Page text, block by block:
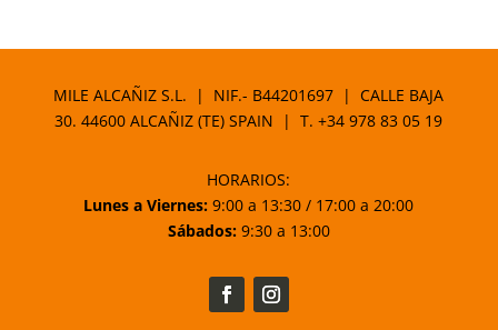
MILE ALCAÑIZ S.L. | NIF.- B44201697 | CALLE BAJA
30. 44600 ALCAÑIZ (TE) SPAIN | T.+34 978 83 05 19
HORARIOS:
Lunes a Viernes: 9:00 a 13:30 / 17:00 a 20:00
Sábados:9:30 a 13:00